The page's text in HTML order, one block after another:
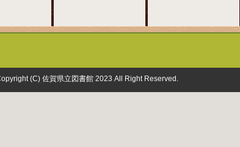
(C) 佐賀県立図書館 2023 All Right Reserved.